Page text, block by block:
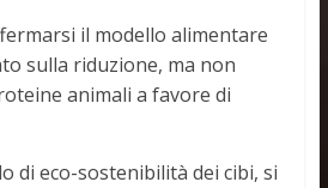
il modello alimentare
sulla riduzione, ma non
animali a favore di
di eco-sostenibilità dei cibi, si